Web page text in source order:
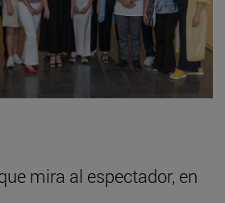
mira al espectador, en